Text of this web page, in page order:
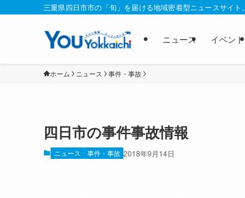
三重県四日市市の「旬」を届ける地域密着型ニュースサイト。
ニュース イベント
ホーム ニュース 事件・事故
四日市の事件事故情報
ニュース 事件・事故 2018年9月14日